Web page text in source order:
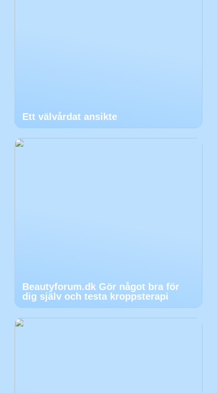
Ett välvårdat ansikte
Beautyforum.dk Gör något bra för
dig själv och testa kroppsterapi